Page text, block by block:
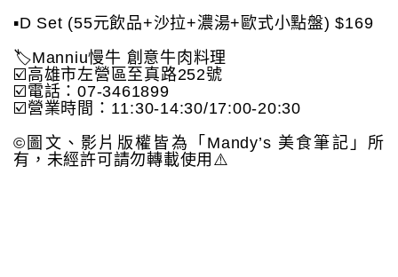
▪️D Set (55元飲品+沙拉+濃湯+歐式小點盤) $169
🏷️Manniu慢牛 創意牛肉料理
☑️高雄市左營區至真路252號
☑️電話：07-3461899
☑️營業時間：11:30-14:30/17:00-20:30
©️圖文、影片版權皆為「Mandy’s 美食筆記」所
有，未經許可請勿轉載使用⚠️